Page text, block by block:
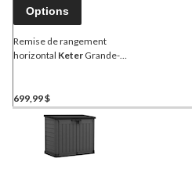
Options
Remise de rangement
horizontal Keter Grande-
699,99 $